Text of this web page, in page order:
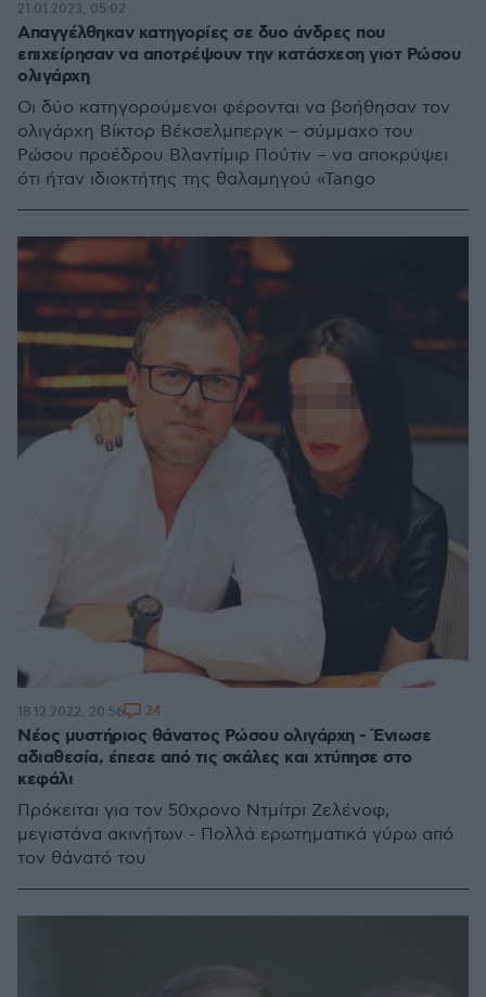
Απαγγέλθηκαν κατηγορίες σε δυο άνδρες που
επιχείρησαν να αποτρέψουν την κατάσχεση γιοτ Ρώσου
ολιγάρχη
Οι δύο κατηγορούμενοι φέρονται να βοήθησαν τον
ολιγάρχη Βίκτορ Βέκσελμπεργκ – σύμμαχο του
Ρώσου προέδρου Βλαντίμιρ Πούτιν – να αποκρύψει
ότι ήταν ιδιοκτήτης της θαλαμηγού «Tango
21.01.2023, 05:02
Νέος μυστήριος θάνατος Ρώσου ολιγάρχη - Ένιωσε
αδιαθεσία, έπεσε από τις σκάλες και χτύπησε στο
κεφάλι
Πρόκειται για τον 50χρονο Ντμίτρι Ζελένοφ,
μεγιστάνα ακινήτων - Πολλά ερωτηματικά γύρω από
τον θάνατό του
18.12.2022, 20:56 24